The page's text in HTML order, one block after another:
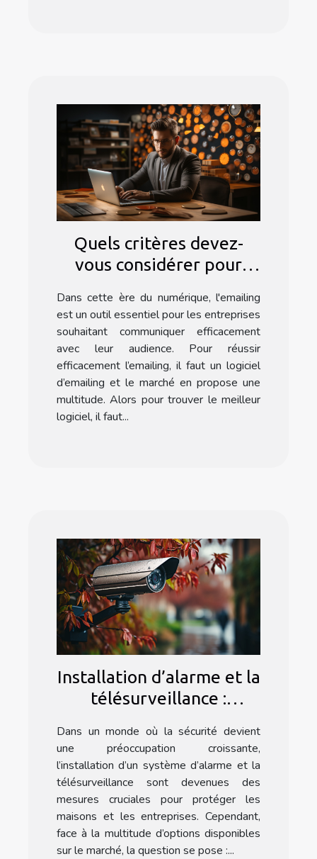
Quels critères devez-
vous considérer pour
d'emailing ?
Dans cette ère du numérique, l'emailing
est un outil essentiel pour les entreprises
souhaitant communiquer efficacement
avec leur audience. Pour réussir
efficacement l’emailing, il faut un logiciel
d’emailing et le marché en propose une
multitude. Alors pour trouver le meilleur
logiciel, il faut...
Installation d’alarme et la
télésurveillance :
une agence spécialisée ?
Dans un monde où la sécurité devient
une préoccupation croissante,
l’installation d’un système d’alarme et la
télésurveillance sont devenues des
mesures cruciales pour protéger les
maisons et les entreprises. Cependant,
face à la multitude d’options disponibles
sur le marché, la question se pose :...